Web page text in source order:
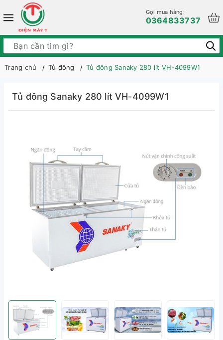
Gọi mua hàng:
0364833737
Trang chủ Tủ đông Tủ đông Sanaky 280 lít VH-4099W1
Tủ đông Sanaky 280 lít VH-4099W1